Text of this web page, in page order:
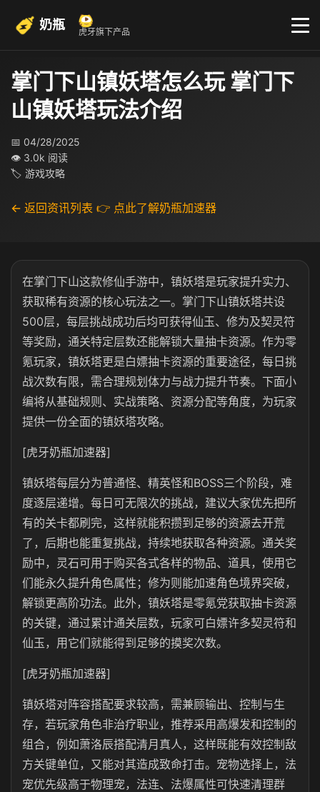
奶瓶 虎牙旗下产品
掌门下山镇妖塔怎么玩 掌门下
山镇妖塔玩法介绍
📅 04/28/2025
👁 3.0k 阅读
🏷 游戏攻略
← 返回资讯列表 👉 点此了解奶瓶加速器
在掌门下山这款修仙手游中，镇妖塔是玩家提升实力、
获取稀有资源的核心玩法之一。掌门下山镇妖塔共设
500层，每层挑战成功后均可获得仙玉、修为及契灵符
等奖励，通关特定层数还能解锁大量抽卡资源。作为零
氪玩家，镇妖塔更是白嫖抽卡资源的重要途径，每日挑
战次数有限，需合理规划体力与战力提升节奏。下面小
编将从基础规则、实战策略、资源分配等角度，为玩家
提供一份全面的镇妖塔攻略。
[虎牙奶瓶加速器]
镇妖塔每层分为普通怪、精英怪和BOSS三个阶段，难
度逐层递增。每日可无限次的挑战，建议大家优先把所
有的关卡都刷完，这样就能积攒到足够的资源去开荒
了，后期也能重复挑战，持续地获取各种资源。通关奖
励中，灵石可用于购买各式各样的物品、道具，使用它
们能永久提升角色属性；修为则能加速角色境界突破，
解锁更高阶功法。此外，镇妖塔是零氪党获取抽卡资源
的关键，通过累计通关层数，玩家可白嫖许多契灵符和
仙玉，用它们就能得到足够的摸奖次数。
[虎牙奶瓶加速器]
镇妖塔对阵容搭配要求较高，需兼顾输出、控制与生
存，若玩家角色非治疗职业，推荐采用高爆发和控制的
组合，例如萧洛辰搭配清月真人，这样既能有效控制敌
方关键单位，又能对其造成致命打击。宠物选择上，法
宠优先级高于物理宠，法连、法爆属性可快速清理群